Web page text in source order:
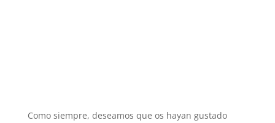
Como siempre, deseamos que os hayan gustado